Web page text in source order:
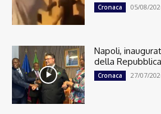
Cronaca 05/08/
Napoli,
della
Cronaca 27/07/